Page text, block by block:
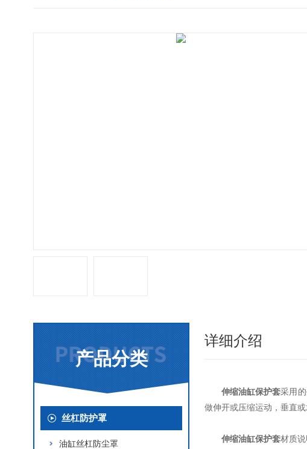
产品分类
丝杠防护罩
油缸丝杠防尘罩
详细介绍
伸缩油缸保护套采用
做伸开或压缩运动，垂直或
伸缩油缸保护套材质